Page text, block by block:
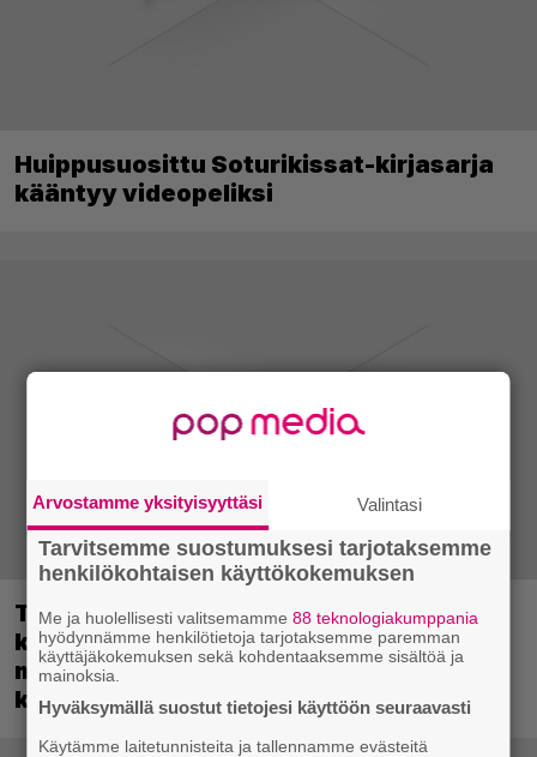
Huippusuosittu Soturikissat-kirjasarja
kääntyy videopeliksi
Tulevassa ajopelissä voi kokea
kyytipalveluyrittäjän arjen – jokaisella
matkustajalla on oma hulvaton,
koskettava tai outo tarinansa
Arvostamme yksityisyyttäsi Valintasi
Tarvitsemme suostumuksesi tarjotaksemme
henkilökohtaisen käyttökokemuksen
Me ja huolellisesti valitsemamme88 teknologiakumppania
hyödynnämme henkilötietoja tarjotaksemme paremman
käyttäjäkokemuksen sekä kohdentaaksemme sisältöä ja
mainoksia.
Hyväksymällä suostut tietojesi käyttöön seuraavasti
Käytämme laitetunnisteita ja tallennamme evästeitä